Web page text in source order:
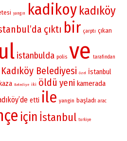
yangın kadikoy kadıköy
çıktı bir çarptı çıkan
istanbulda polis ve tarafından
Kadıköy Belediyesi özel İstanbul
kaza Belediye iki öldü yeni kamerada
etti ile yangin başladı arac
için İstanbul turkiye